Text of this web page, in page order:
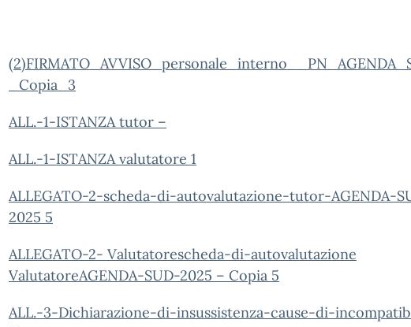
(2)
_Copia_3
ALL.-1-ISTANZA tutor –
ALL.-1-ISTANZA valutatore 1
ALLEGATO-2-scheda-di-autovalutazione-tutor-AGENDA-
2025 5
ALLEGATO-2- Valutatorescheda-di-autovalutazione
ValutatoreAGENDA-SUD-2025 – Copia 5
ALL.-3-Dichiarazione-di-insussistenza-cause-di-